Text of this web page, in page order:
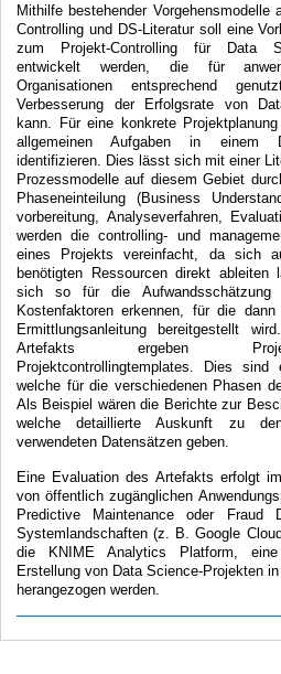
Mithilfe bestehender Vorgehensmodelle
Controlling und DS-Literatur soll eine
zum Projekt-Controlling für Data
entwickelt werden, die für
Organisationen entsprechend
Verbesserung der Erfolgsrate von
kann. Für eine konkrete
allgemeinen Aufgaben in einem
identifizieren. Dies lässt sich mit einer
Prozessmodelle auf diesem Gebiet
Phaseneinteilung (Business
vorbereitung, Analyseverfahren,
werden die controlling- und
eines Projekts vereinfacht, da sich
benötigten Ressourcen direkt ableiten
sich so für die Aufwandsschätzung
Kostenfaktoren erkennen, für die
Ermittlungsanleitung bereitgestellt
Artefakts ergeben
Projektcontrollingtemplates. Dies sind
welche für die verschiedenen Phasen
Als Beispiel wären die Berichte zur
welche detaillierte Auskunft zu
verwendeten Datensätzen geben.
Eine Evaluation des Artefakts erfolgt
von öffentlich zugänglichen
Predictive Maintenance oder Fraud
Systemlandschaften (z. B. Google
die KNIME Analytics Platform,
Erstellung von Data Science-Projekten
herangezogen werden.